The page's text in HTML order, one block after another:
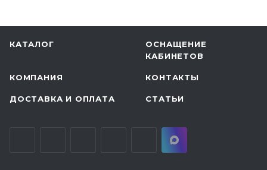
КАТАЛОГ
ОСНАЩЕНИЕ
КАБИНЕТОВ
КОМПАНИЯ КОНТАКТЫ
ДОСТАВКА И ОПЛАТА СТАТЬИ